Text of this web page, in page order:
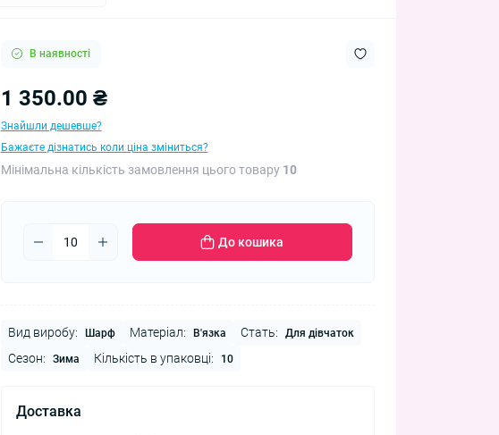
В наявності
1 350.00 ₴
Знайшли дешевше?
Бажаєте дізнатись коли ціна зміниться?
Мінімальна кількість замовлення цього товару 10
До кошика
Вид виробу: Шарф Матеріал: В'язка Стать: Для дівчаток
Сезон: Зима Кількість в упаковці: 10
Доставка